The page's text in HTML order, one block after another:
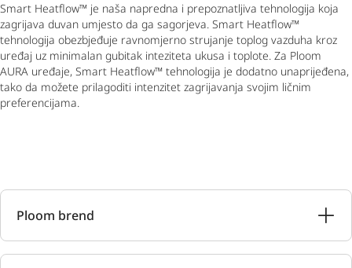
Smart Heatflow™ je naša napredna i prepoznatljiva tehnologija koja
zagrijava duvan umjesto da ga sagorjeva. Smart Heatflow™
tehnologija obezbjeđuje ravnomjerno strujanje toplog vazduha kroz
uređaj uz minimalan gubitak inteziteta ukusa i toplote. Za Ploom
AURA uređaje, Smart Heatflow™ tehnologija je dodatno unaprijeđena,
tako da možete prilagoditi intenzitet zagrijavanja svojim ličnim
preferencijama.
Ploom brend